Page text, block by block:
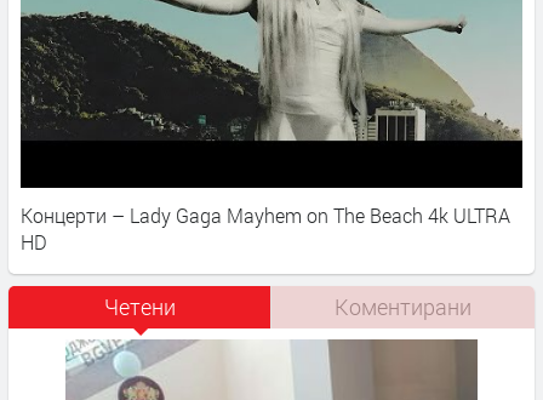
Концерти – Lady Gaga Mayhem on The Beach 4k ULTRA
HD
Четени Коментирани